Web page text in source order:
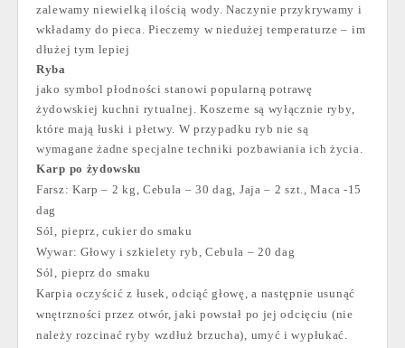
zalewamy niewielką ilością wody. Naczynie przykrywamy i
wkładamy do pieca. Pieczemy w niedużej temperaturze – im
dłużej tym lepiej
Ryba
jako symbol płodności stanowi popularną potrawę
żydowskiej kuchni rytualnej. Koszerne są wyłącznie ryby,
które mają łuski i płetwy. W przypadku ryb nie są
wymagane żadne specjalne techniki pozbawiania ich życia.
Karp po żydowsku
Farsz: Karp – 2 kg, Cebula – 30 dag, Jaja – 2 szt., Maca -15
dag
Sól, pieprz, cukier do smaku
Wywar: Głowy i szkielety ryb, Cebula – 20 dag
Sól, pieprz do smaku
Karpia oczyścić z łusek, odciąć głowę, a następnie usunąć
wnętrzności przez otwór, jaki powstał po jej odcięciu (nie
należy rozcinać ryby wzdłuż brzucha), umyć i wypłukać.